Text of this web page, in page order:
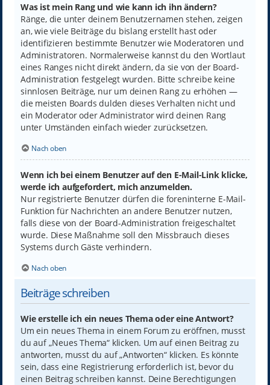
Was ist mein Rang und wie kann ich ihn ändern?
Ränge, die unter deinem Benutzernamen stehen, zeigen
an, wie viele Beiträge du bislang erstellt hast oder
identifizieren bestimmte Benutzer wie Moderatoren und
Administratoren. Normalerweise kannst du den Wortlaut
eines Ranges nicht direkt ändern, da sie von der Board-
Administration festgelegt wurden. Bitte schreibe keine
sinnlosen Beiträge, nur um deinen Rang zu erhöhen —
die meisten Boards dulden dieses Verhalten nicht und
ein Moderator oder Administrator wird deinen Rang
unter Umständen einfach wieder zurücksetzen.
Nach oben
Wenn ich bei einem Benutzer auf den E-Mail-Link klicke,
werde ich aufgefordert, mich anzumelden.
Nur registrierte Benutzer dürfen die foreninterne E-Mail-
Funktion für Nachrichten an andere Benutzer nutzen,
falls diese von der Board-Administration freigeschaltet
wurde. Diese Maßnahme soll den Missbrauch dieses
Systems durch Gäste verhindern.
Nach oben
Beiträge schreiben
Wie erstelle ich ein neues Thema oder eine Antwort?
Um ein neues Thema in einem Forum zu eröffnen, musst
du auf „Neues Thema“ klicken. Um auf einen Beitrag zu
antworten, musst du auf „Antworten“ klicken. Es könnte
sein, dass eine Registrierung erforderlich ist, bevor du
einen Beitrag schreiben kannst. Deine Berechtigungen